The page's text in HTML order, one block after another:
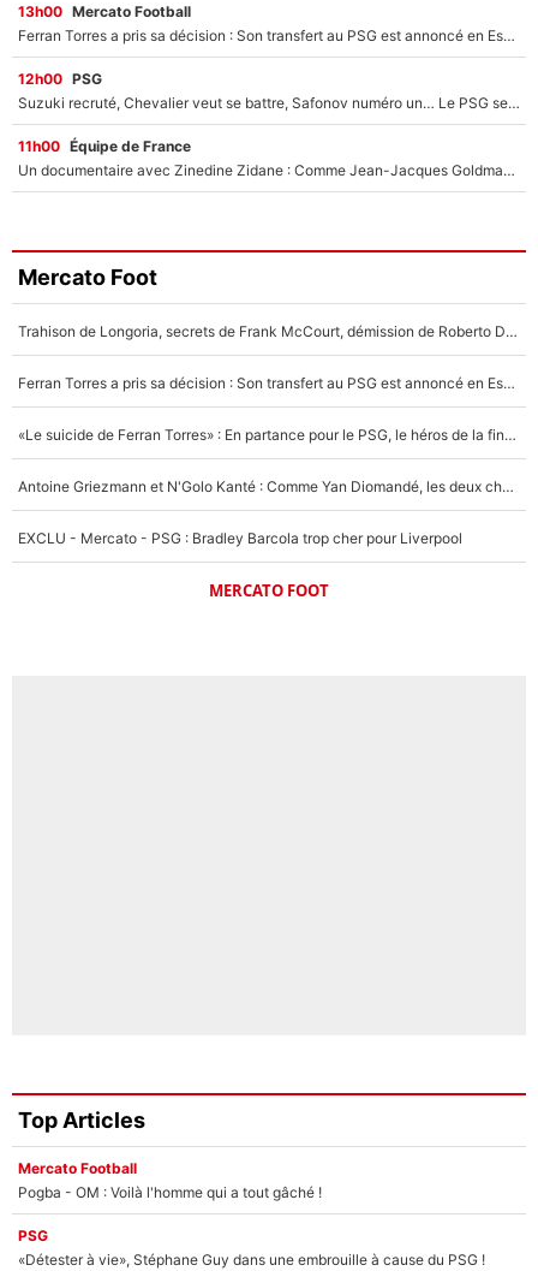
13h00 Mercato Football
Ferran Torres a pris sa décision : Son transfert au PSG est annoncé en Espagne !
12h00 PSG
Suzuki recruté, Chevalier veut se battre, Safonov numéro un… Le PSG se lance encore dans un gros chantier pour le poste de gardien de but
11h00 Équipe de France
Un documentaire avec Zinedine Zidane : Comme Jean-Jacques Goldman et Mylène Farmer, le nouveau sélectionneur de l'équipe de France a recalé une journaliste très connue
Mercato Foot
Trahison de Longoria, secrets de Frank McCourt, démission de Roberto De Zerbi : Medhi Benatia se lâche sur départ de l'OM et fait d'importantes révélations
Ferran Torres a pris sa décision : Son transfert au PSG est annoncé en Espagne !
«Le suicide de Ferran Torres» : En partance pour le PSG, le héros de la finale de la Coupe du monde s'attire les foudres de la presse espagnole !
Antoine Griezmann et N'Golo Kanté : Comme Yan Diomandé, les deux champions du monde ont refusé de signer au PSG !
EXCLU - Mercato - PSG : Bradley Barcola trop cher pour Liverpool
MERCATO FOOT
Top Articles
Mercato Football
Pogba - OM : Voilà l'homme qui a tout gâché !
PSG
«Détester à vie», Stéphane Guy dans une embrouille à cause du PSG !